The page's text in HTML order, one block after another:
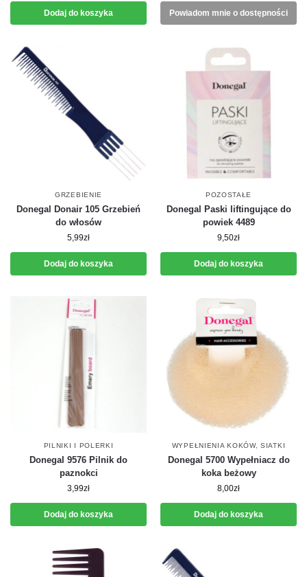
Dodaj do koszyka Powiadom mnie o dostępności
GRZEBIENIE
Donegal Donair 105 Grzebień
do włosów
5,99zł
Dodaj do koszyka
POZOSTAŁE
Donegal Paski liftingujące do
powiek 4489
9,50zł
Dodaj do koszyka
PILNIKI I POLERKI
Donegal 9576 Pilnik do
paznokci
3,99zł
Dodaj do koszyka
WYPEŁNIENIA KOKÓW, SIATKI
Donegal 5700 Wypełniacz do
koka beżowy
8,00zł
Dodaj do koszyka